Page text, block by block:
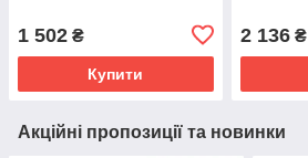
1 502 ₴
Купити
2 136₴
Акційні пропозиції та новинки